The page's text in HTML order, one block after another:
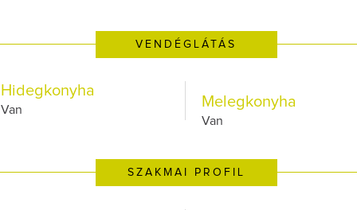
VENDÉGLÁTÁS
Hidegkonyha
Van Melegkonyha
Van
SZAKMAI PROFIL